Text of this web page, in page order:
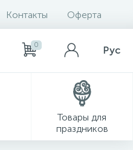
Контакты Оферта
0 Рус
Товары для
праздников